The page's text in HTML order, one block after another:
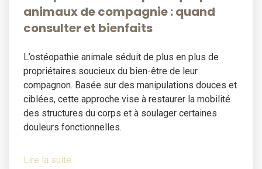
animaux de compagnie : quand
consulter et bienfaits
L’ostéopathie animale séduit de plus en plus de
propriétaires soucieux du bien-être de leur
compagnon. Basée sur des manipulations douces et
ciblées, cette approche vise à restaurer la mobilité
des structures du corps et à soulager certaines
douleurs fonctionnelles.
Lire la suite